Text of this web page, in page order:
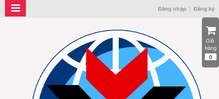
Đăng nhập Đăng ký
Giỏ
hàng
0